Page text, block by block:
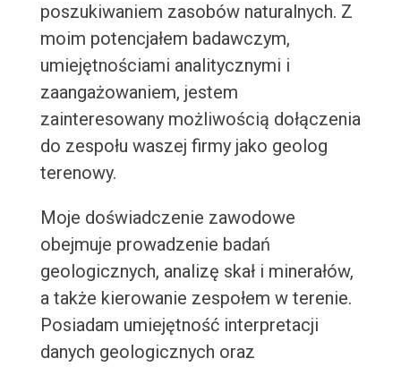
poszukiwaniem zasobów naturalnych. Z
moim potencjałem badawczym,
umiejętnościami analitycznymi i
zaangażowaniem, jestem
zainteresowany możliwością dołączenia
do zespołu waszej firmy jako geolog
terenowy.
Moje doświadczenie zawodowe
obejmuje prowadzenie badań
geologicznych, analizę skał i minerałów,
a także kierowanie zespołem w terenie.
Posiadam umiejętność interpretacji
danych geologicznych oraz